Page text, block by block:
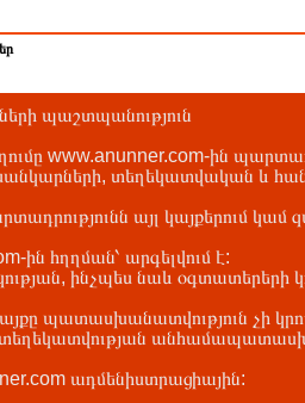
պաշտպանություն
www.anunner.com-ին
տեղեկատվական և
այլ կայքերում կամ
ին հղղման՝ արգելվում է:
ինչպես նաև օգտատերերի
պատասխանատվություն չի
ադմենիստրացիային: